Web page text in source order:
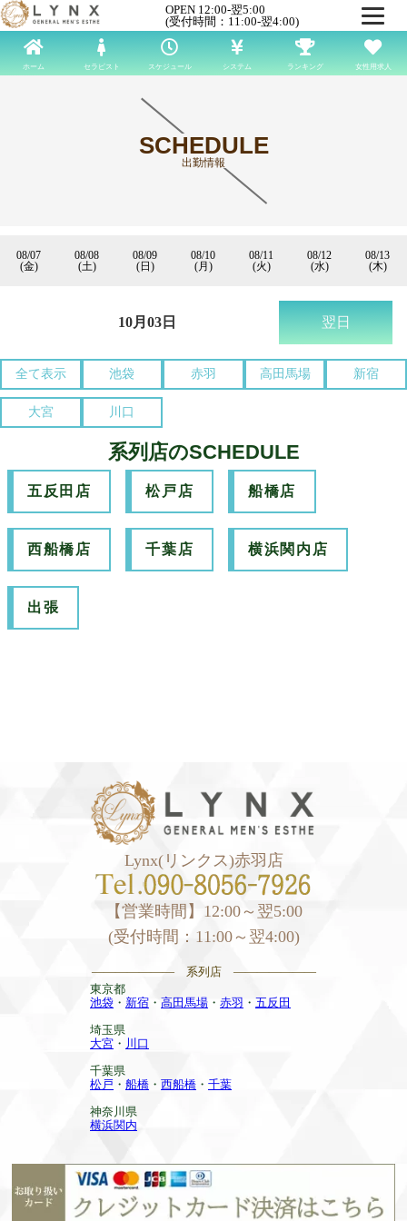
OPEN 12:00-翌5:00
(受付時間：11:00-翌4:00)
ホーム セラピスト スケジュール システム ランキング 女性用求人
SCHEDULE
出勤情報
08/07
(金)
08/08
(土)
08/09
(日)
08/10
(月)
08/11
(火)
08/12
(水)
08/13
(木)
10月03日 翌日
全て表示 池袋 赤羽 高田馬場 新宿
大宮 川口
系列店のSCHEDULE
五反田店 松戸店 船橋店
西船橋店 千葉店 横浜関内店
出張
Lynx(リンクス)赤羽店
【営業時間】12:00～翌5:00
(受付時間：11:00～翌4:00)
——————— 系列店 ———————
東京都
池袋 ・ 新宿 ・ 高田馬場 ・ 赤羽 ・ 五反田
埼玉県
大宮 ・ 川口
千葉県
松戸 ・ 船橋 ・ 西船橋 ・ 千葉
神奈川県
横浜関内